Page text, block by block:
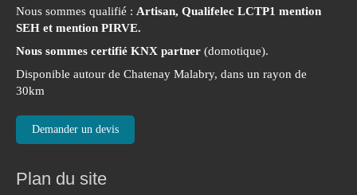
Nous sommes qualifié : Artisan, Qualifelec LCTP1 mention
SEH et mention PIRVE.
Nous sommes certifié KNX partner (domotique).
Disponible autour de Chatenay Malabry, dans un rayon de
30km
Demander un devis
Plan du site